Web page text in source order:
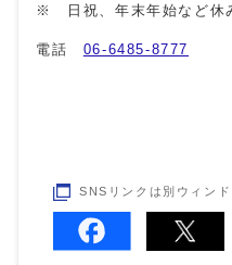
※ 日祝、年末年始など休
電話 06-6485-8777
SNSリンクは別ウィン